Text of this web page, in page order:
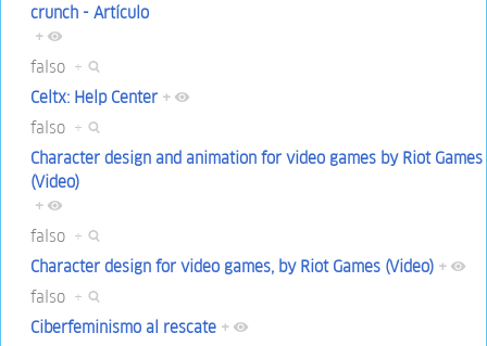
crunch - Artículo
+
falso +
Celtx: Help Center +
falso +
Character design and animation for video games by Riot Games
(Video)
+
falso +
Character design for video games, by Riot Games (Video) +
falso +
Ciberfeminismo al rescate +